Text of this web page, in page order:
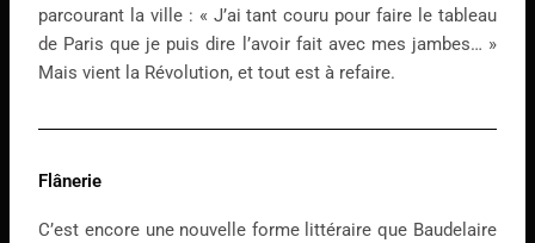
parcourant la ville : « J’ai tant couru pour faire le tableau
de Paris que je puis dire l’avoir fait avec mes jambes… »
Mais vient la Révolution, et tout est à refaire.
Flânerie
C’est encore une nouvelle forme littéraire que Baudelaire